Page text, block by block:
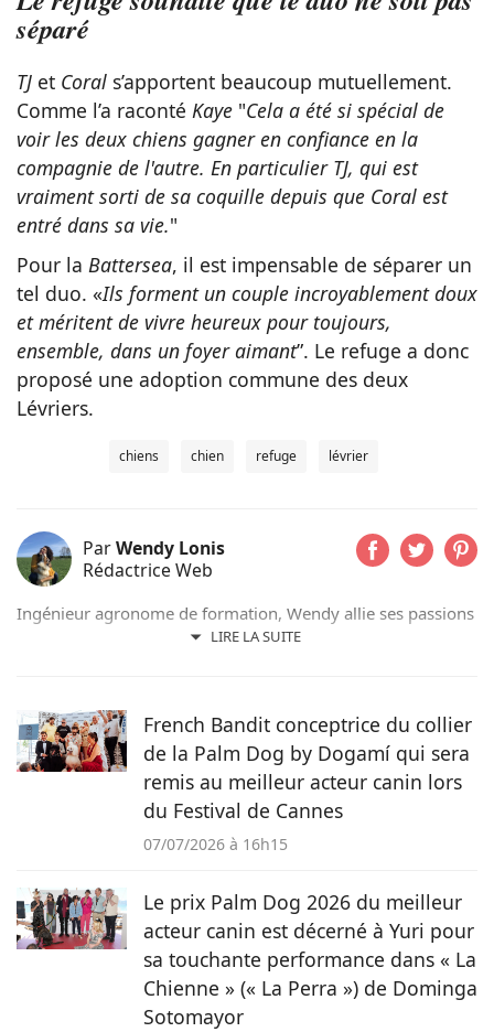
séparé
TJ et Coral s’apportent beaucoup mutuellement.
Comme l’a raconté Kaye "Cela a été si spécial de
voir les deux chiens gagner en confiance en la
compagnie de l'autre. En particulier TJ, qui est
vraiment sorti de sa coquille depuis que Coral est
entré dans sa vie."
Pour la Battersea, il est impensable de séparer un
tel duo. «Ils forment un couple incroyablement doux
et méritent de vivre heureux pour toujours,
ensemble, dans un foyer aimant”. Le refuge a donc
proposé une adoption commune des deux
Lévriers.
chiens chien refuge lévrier
ParWendy Lonis
Rédactrice Web
LIRE LA SUITE
Ingénieur agronome de formation, Wendy allie ses passions
pour les mots et les animaux en écrivant pour Pets-dating.
australien, des poules et même des pigeons voyageurs !
French Bandit conceptrice du collier
de la Palm Dog by Dogamí qui sera
remis au meilleur acteur canin lors
du Festival de Cannes
07/07/2026 à 16h15
Le prix Palm Dog 2026 du meilleur
acteur canin est décerné à Yuri pour
sa touchante performance dans « La
Chienne » (« La Perra ») de Dominga
Sotomayor